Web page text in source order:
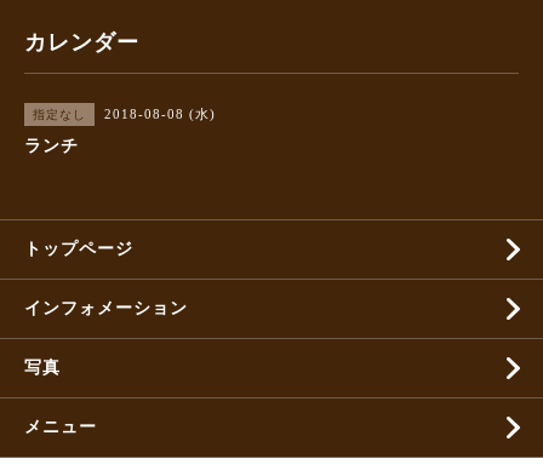
カレンダー
指定なし 2018-08-08 (水)
ランチ
トップページ
インフォメーション
写真
メニュー